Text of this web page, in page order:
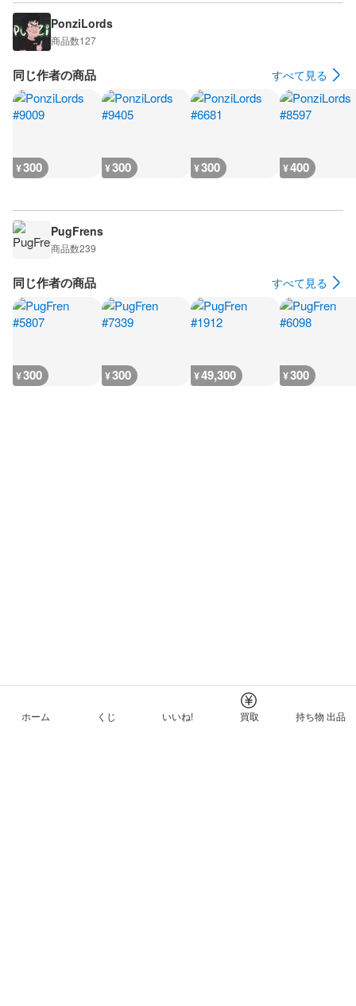
PonziLords
商品数127
同じ作者の商品 すべて見る
¥300 ¥300 ¥300 ¥400
PugFrens
商品数239
同じ作者の商品 すべて見る
¥300 ¥300 ¥49,300 ¥300
ホーム くじ いいね! 買取 持ち物 出品